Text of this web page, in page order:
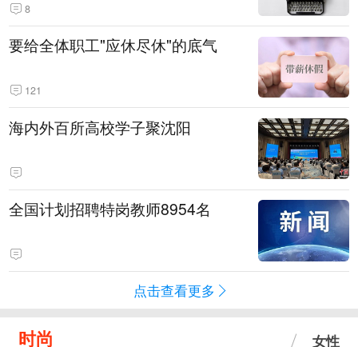
8
要给全体职工"应休尽休"的底气
121
海内外百所高校学子聚沈阳
全国计划招聘特岗教师8954名
点击查看更多
时尚 女性